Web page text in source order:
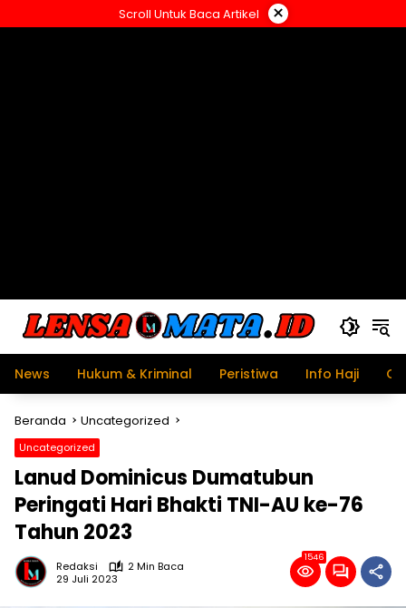
ke
Scroll Untuk Baca Artikel ×
News Hukum & Kriminal Peristiwa Info Haji
Beranda Uncategorized
Uncategorized
Lanud Dominicus Dumatubun
Peringati Hari Bhakti TNI-AU ke-76
Tahun 2023
Redaksi
2 Min Baca
29 Juli 2023
1546